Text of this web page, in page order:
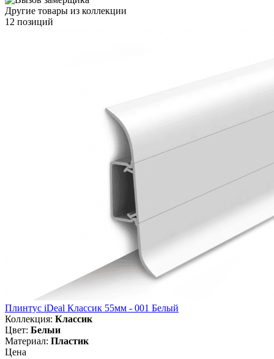
Другие товары из коллекции
12 позиций
Плинтус iDeal Классик 55мм - 001 Белый
Коллекция: Классик
Цвет: Белыи
Материал: Пластик
Цена